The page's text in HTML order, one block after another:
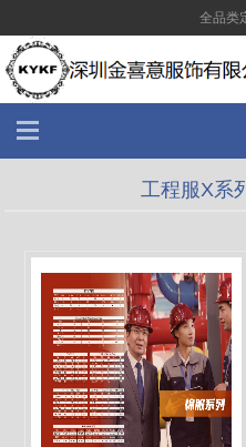
全品类
工程服X系